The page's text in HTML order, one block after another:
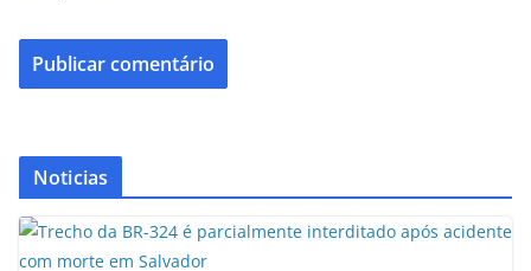
Noticias